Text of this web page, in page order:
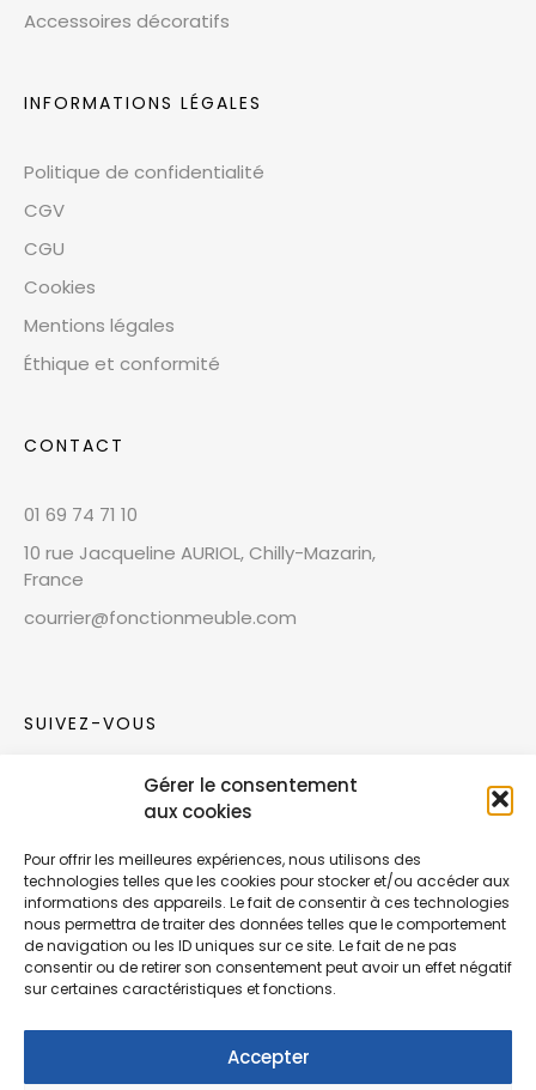
Gérer le consentement
aux cookies
Pour offrir les meilleures expériences, nous utilisons des
technologies telles que les cookies pour stocker et/ou accéder aux
informations des appareils. Le fait de consentir à ces technologies
nous permettra de traiter des données telles que le comportement
de navigation ou les ID uniques sur ce site. Le fait de ne pas
consentir ou de retirer son consentement peut avoir un effet négatif
sur certaines caractéristiques et fonctions.
Accepter
Accessoires décoratifs
INFORMATIONS LÉGALES
Politique de confidentialité
CGV
CGU
Cookies
Mentions légales
Éthique et conformité
CONTACT
01 69 74 71 10
10 rue Jacqueline AURIOL, Chilly-Mazarin,
France
courrier@fonctionmeuble.com
SUIVEZ-VOUS
Rejoignez notre communauté sur les réseaux
Nouvelles collections, vie de l’équipe ou
inspirations : soyez informés de nos dernières
actualités.